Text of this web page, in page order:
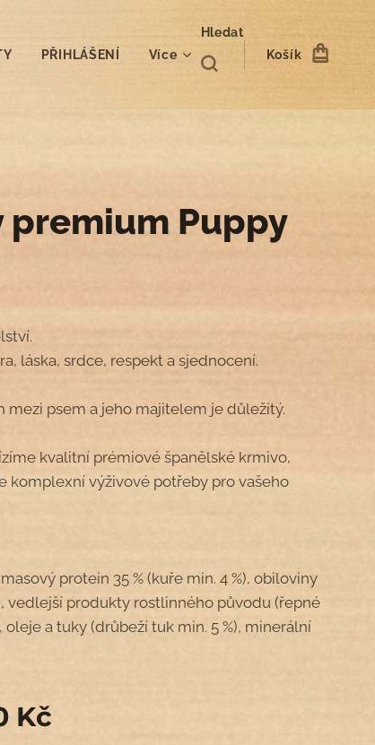
PŘIHLÁŠENÍ Více
Hledat
Košík
premium Puppy
láska, srdce, respekt a sjednocení.
mezi psem a jeho majitelem je důležitý.
kvalitní prémiové španělské krmivo,
komplexní výživové potřeby pro vašeho
protein 35 % (kuře min. 4 %), obiloviny
vedlejší produkty rostlinného původu (řepné
oleje a tuky (drůbeží tuk min. 5 %), minerální
Kč